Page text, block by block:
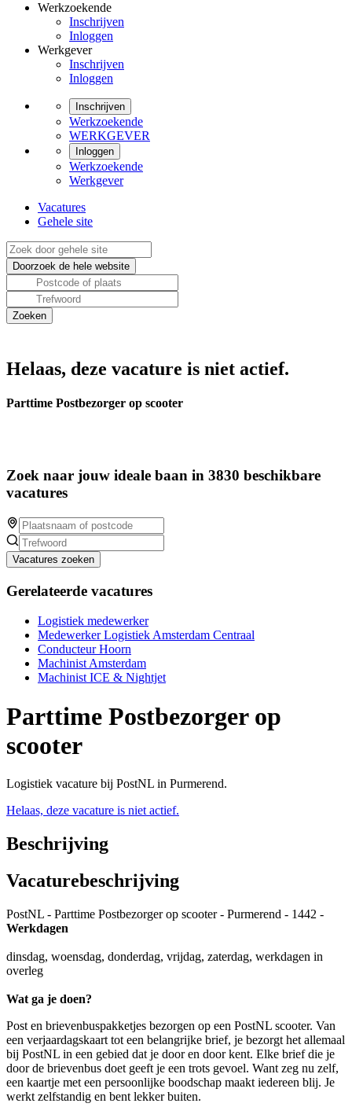
Werkzoekende
Inschrijven
Inloggen
Werkgever
Inschrijven
Inloggen
Inschrijven
Werkzoekende
WERKGEVER
Inloggen
Werkzoekende
Werkgever
Vacatures
Gehele site
Helaas, deze vacature is niet actief.
Parttime Postbezorger op scooter
Zoek naar jouw ideale baan in 3830 beschikbare
vacatures
Vacatures zoeken
Gerelateerde vacatures
Logistiek medewerker
Medewerker Logistiek Amsterdam Centraal
Conducteur Hoorn
Machinist Amsterdam
Machinist ICE & Nightjet
Parttime Postbezorger op
scooter
Logistiek vacature bij PostNL in Purmerend.
Helaas, deze vacature is niet actief.
Beschrijving
Vacaturebeschrijving
PostNL - Parttime Postbezorger op scooter - Purmerend - 1442 -
Werkdagen
dinsdag, woensdag, donderdag, vrijdag, zaterdag, werkdagen in
overleg
Wat ga je doen?
Post en brievenbuspakketjes bezorgen op een PostNL scooter. Van
een verjaardagskaart tot een belangrijke brief, je bezorgt het allemaal
bij PostNL in een gebied dat je door en door kent. Elke brief die je
door de brievenbus doet geeft je een trots gevoel. Want zeg nu zelf,
een kaartje met een persoonlijke boodschap maakt iedereen blij. Je
werkt zelfstandig en bent lekker buiten.